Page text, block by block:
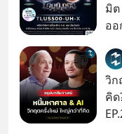
มิต
อ
วิก
คิ